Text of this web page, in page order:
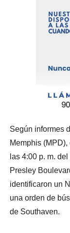
Según informes
Memphis
las 4:00 p. m.
Presley
identificaron un
una orden de
de Southaven.